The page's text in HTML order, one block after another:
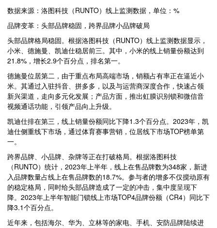
数据来源：洛图科技（RUNTO）线上监测数据，单位：%
品牌变革：头部品牌稳固，跨界品牌小品牌破局
头部品牌格局稳固。根据洛图科技（RUNTO）线上监测数据显示，
小米、德施曼、凯迪仕稳居前三。其中，小米的线上销量份额达到
21.8%，增长2.9个百分点，排名第一。
德施曼位居第二，由于重点布局高端市场，销额占有率正在逼近小
米。其通过入驻抖音、拼多多，以及与运营商深度合作，快速占领
新兴渠道，走向多元化发展；产品方面，推出虹膜识别锁和微信音
视频通话功能，引领产品向上升级。
凯迪仕排在第三，线上销量份额同比下降1.3个百分点。2023年，凯
迪仕侧重线下市场，通过体育赛事营销，位居线下市场TOP榜单第
一。
跨界品牌、小品牌、杂牌等正在打破格局。根据洛图科技
（RUNTO）统计，2023年上半年，线上在售品牌数为348家，新进
入品牌数量占线上在售品牌数的18.7%。参与者的增多不仅搅动原有
的稳定格局，同时给头部品牌造成了一定的冲击，集中度呈现下
降。2023年上半年智能门锁线上市场TOP4品牌份额（CR4）同比下
降3.1个百分点。
近年来，包括海尔、华为、立林等的家电、手机、安防品牌陆续进